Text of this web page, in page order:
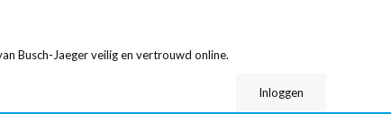
Busch-Jaeger veilig en vertrouwd online.
Inloggen